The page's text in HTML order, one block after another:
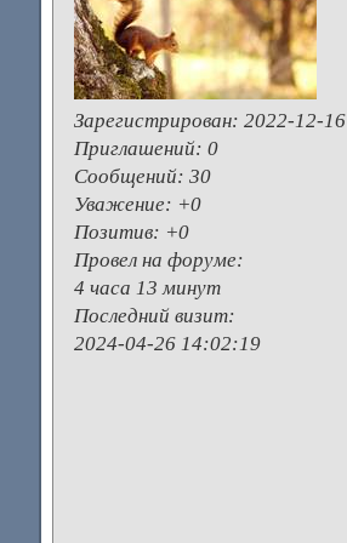
Зарегистрирован: 2022-12-16
Приглашений: 0
Сообщений: 30
Уважение: +0
Позитив: +0
Провел на форуме:
4 часа 13 минут
Последний визит:
2024-04-26 14:02:19